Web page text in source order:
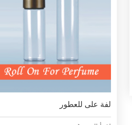
لفة على للعطور